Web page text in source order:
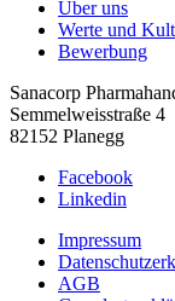
Über uns
Werte und
Bewerbung
Sanacorp
Semmelweisstraße 4
82152 Planegg
Facebook
Linkedin
Impressum
AGB